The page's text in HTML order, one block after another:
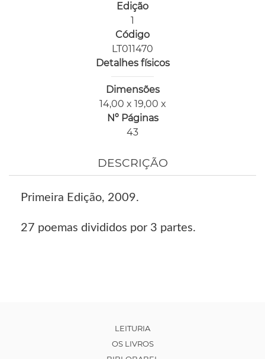
Edição
1
Código
LT011470
Detalhes físicos
Dimensões
14,00 x 19,00 x
Nº Páginas
43
DESCRIÇÃO
Primeira Edição, 2009.
27 poemas divididos por 3 partes.
LEITURIA
OS LIVROS